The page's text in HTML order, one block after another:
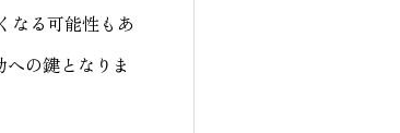
なる可能性もあ
の鍵となりま